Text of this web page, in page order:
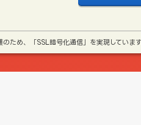
のため、「SSL暗号化通信」を実現してい